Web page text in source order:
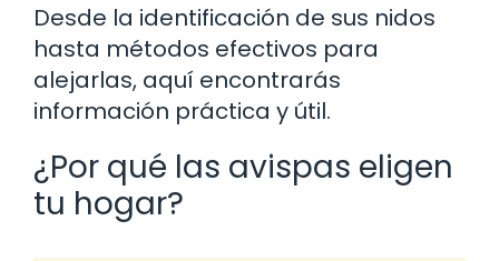
Desde la identificación de sus nidos
hasta métodos efectivos para
alejarlas, aquí encontrarás
información práctica y útil.
¿Por qué las avispas eligen
tu hogar?